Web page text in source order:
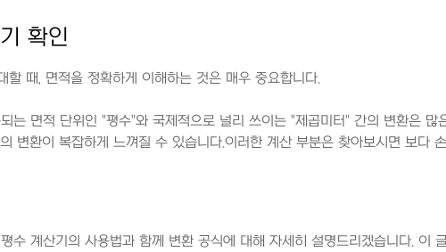
확인
할 때, 면적을 정확하게 이해하는 것은 매우 중요합니다.
는 면적 단위인 "평수"와 국제적으로 널리 쓰이는 "제곱미터" 간의 변환은 많
변환이 복잡하게 느껴질 수 있습니다.이러한 계산 부분은 찾아보시면 보다
수 계산기의 사용법과 함께 변환 공식에 대해 자세히 설명드리겠습니다. 이